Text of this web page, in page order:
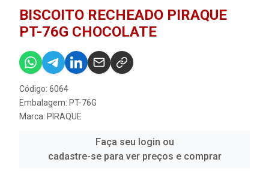
BISCOITO RECHEADO PIRAQUE
PT-76G CHOCOLATE
Código: 6064
Embalagem: PT-76G
Marca: PIRAQUE
Faça seu login ou
cadastre-se para ver preços e comprar